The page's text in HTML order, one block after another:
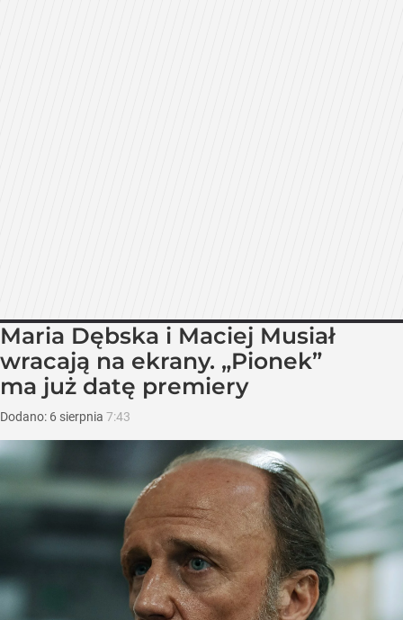
Maria Dębska i Maciej Musiał
wracają na ekrany. „Pionek”
ma już datę premiery
Dodano: 6 sierpnia 7:43